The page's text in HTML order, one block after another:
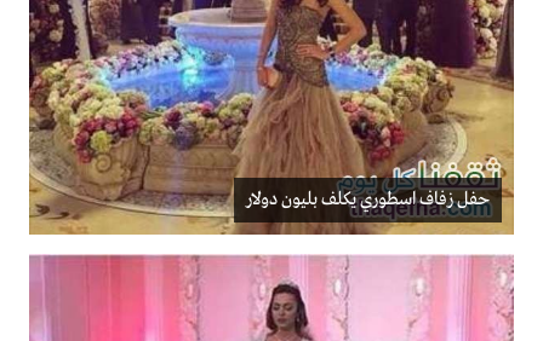
حفل زفاف اسطوري يكلف بليون دولار